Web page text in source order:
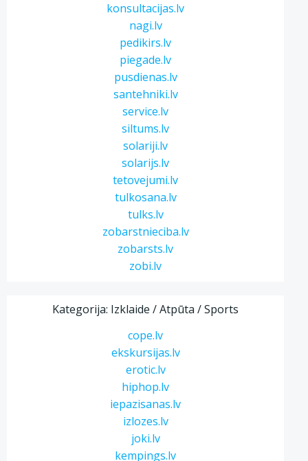
konsultacijas.lv
nagi.lv
pedikirs.lv
piegade.lv
pusdienas.lv
santehniki.lv
service.lv
siltums.lv
solariji.lv
solarijs.lv
tetovejumi.lv
tulkosana.lv
tulks.lv
zobarstnieciba.lv
zobarsts.lv
zobi.lv
Kategorija: Izklaide / Atpūta / Sports
cope.lv
ekskursijas.lv
erotic.lv
hiphop.lv
iepazisanas.lv
izlozes.lv
joki.lv
kempings.lv